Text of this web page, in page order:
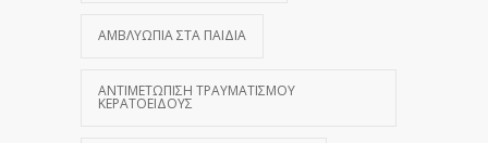
ΑΜΒΛΥΩΠΊΑ ΣΤΑ ΠΑΙΔΙΆ
ΑΝΤΙΜΕΤΏΠΙΣΗ ΤΡΑΥΜΑΤΙΣΜΟΎ
ΚΕΡΑΤΟΕΙΔΟΎΣ